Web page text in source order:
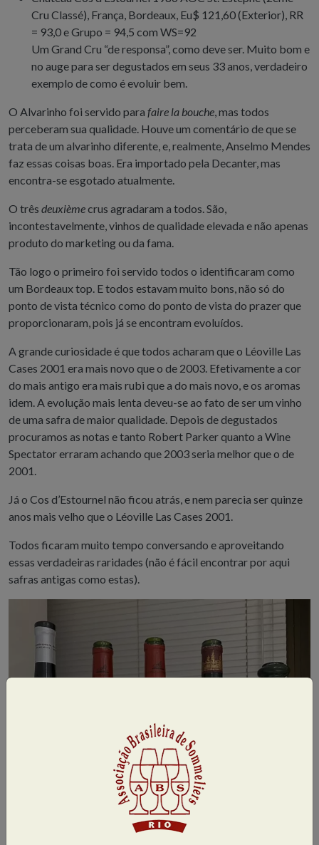
Cru Classé), França, Bordeaux, Eu$ 121,60 (Exterior), RR
= 93,0 e Grupo = 94,5 com WS=92
Um Grand Cru “de responsa”, como deve ser. Muito bom e
no auge para ser degustados em seus 33 anos, verdadeiro
exemplo de como é evoluir bem.
O Alvarinho foi servido para faire la bouche, mas todos
perceberam sua qualidade. Houve um comentário de que se
trata de um alvarinho diferente, e, realmente, Anselmo Mendes
faz essas coisas boas. Era importado pela Decanter, mas
encontra-se esgotado atualmente.
O três deuxièmecrus agradaram a todos. São,
incontestavelmente, vinhos de qualidade elevada e não apenas
produto do marketing ou da fama.
Tão logo o primeiro foi servido todos o identificaram como
um Bordeaux top. E todos estavam muito bons, não só do
ponto de vista técnico como do ponto de vista do prazer que
proporcionaram, pois já se encontram evoluídos.
A grande curiosidade é que todos acharam que o Léoville Las
Cases 2001 era mais novo que o de 2003. Efetivamente a cor
do mais antigo era mais rubi que a do mais novo, e os aromas
idem. A evolução mais lenta deveu-se ao fato de ser um vinho
de uma safra de maior qualidade. Depois de degustados
procuramos as notas e tanto Robert Parker quanto a Wine
Spectator erraram achando que 2003 seria melhor que o de
2001.
Já o Cos d’Estournel não ficou atrás, e nem parecia ser quinze
anos mais velho que o Léoville Las Cases 2001.
Todos ficaram muito tempo conversando e aproveitando
essas verdadeiras raridades (não é fácil encontrar por aqui
safras antigas como estas).